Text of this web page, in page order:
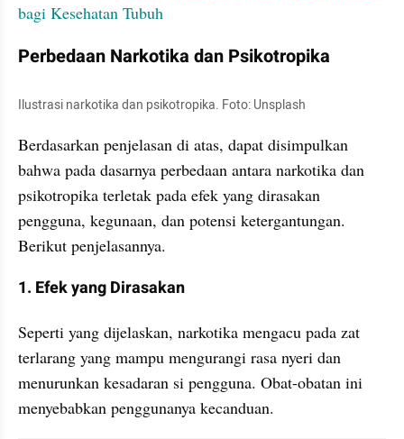
bagi Kesehatan Tubuh
Perbedaan Narkotika dan Psikotropika
Ilustrasi narkotika dan psikotropika. Foto: Unsplash
Berdasarkan penjelasan di atas, dapat disimpulkan
bahwa pada dasarnya perbedaan antara narkotika dan
psikotropika terletak pada efek yang dirasakan
pengguna, kegunaan, dan potensi ketergantungan.
Berikut penjelasannya.
1. Efek yang Dirasakan
Seperti yang dijelaskan, narkotika mengacu pada zat
terlarang yang mampu mengurangi rasa nyeri dan
menurunkan kesadaran si pengguna. Obat-obatan ini
menyebabkan penggunanya kecanduan.